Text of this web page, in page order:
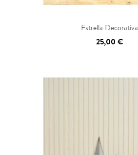
Estrella Decorativa
25,00 €